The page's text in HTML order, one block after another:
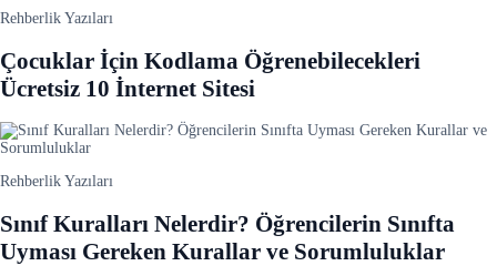
Rehberlik Yazıları
Çocuklar İçin Kodlama Öğrenebilecekleri
Ücretsiz 10 İnternet Sitesi
Rehberlik Yazıları
Sınıf Kuralları Nelerdir? Öğrencilerin Sınıfta
Uyması Gereken Kurallar ve Sorumluluklar